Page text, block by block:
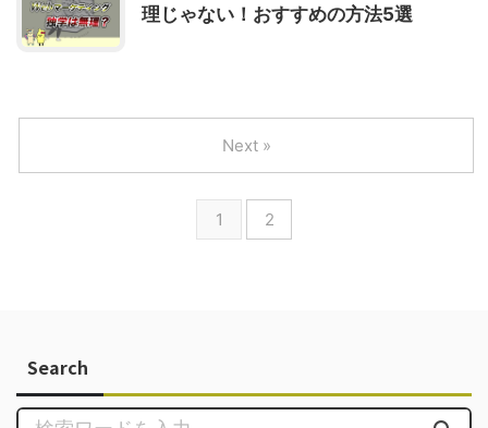
理じゃない！おすすめの方法5選
1 2
Next »
Search